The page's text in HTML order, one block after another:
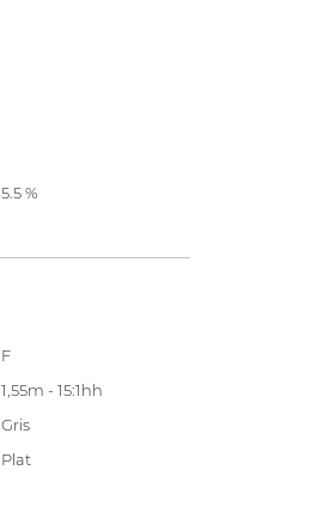
5.5 %
F
1,55m - 15:1hh
Gris
Plat